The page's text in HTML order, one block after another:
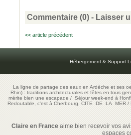
Commentaire (0) - Laisser
<< article précédent
Hébergement & Support
La ligne de partage des eaux en Ardèche et ses
Rhin) : traditions architecturales et fêtes en tous
mérite bien une escapade/Séjour week-end à
Redoutable, c'est à Cherbourg, CITE DE LA MER/
Claire en Franceaime bien recevoir vos
espaces